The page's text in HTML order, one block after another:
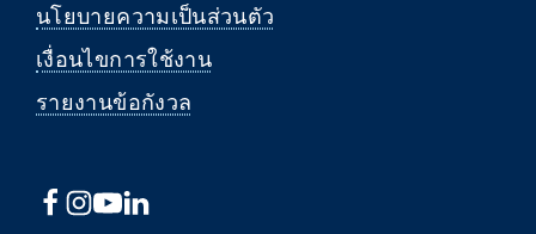
นโยบายความเป็นส่วนตัว
เงื่อนไขการใช้งาน
รายงานข้อกังวล